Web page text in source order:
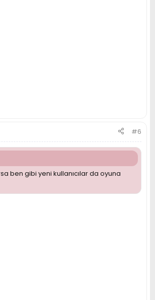
#6
ben gibi yeni kullanıcılar da oyuna